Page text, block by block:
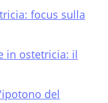
focus sulla
in ostetricia: il
del